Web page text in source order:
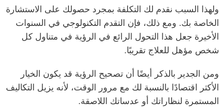
ولهذا السبب نقدم لك التكلفة بمجرد حصولك على الاستشارة
الخاصة بك. ومع ذلك، فإن التقدم التكنولوجي في السنوات
الأخيرة جعل هذا التحول الرائع في الرؤية في متناول كل
شخص مؤهل للعلاج تقريبًا.
ومن الجدير بالذكر أيضًا أن تصحيح الرؤية قد يكون الخيار
الأكثر اقتصادًا بالنسبة لك مع مرور الوقت، لأنه يزيل التكاليف
المستمرة لنظاراتك أو عدساتك اللاصقة.